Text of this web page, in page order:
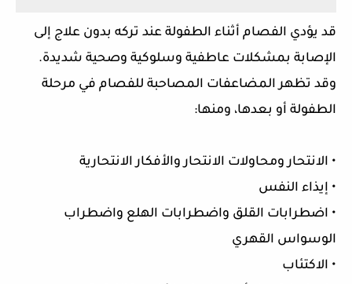
قد يؤدي الفصام أثناء الطفولة عند تركه بدون علاج إلى
الإصابة بمشكلات عاطفية وسلوكية وصحية شديدة.
وقد تظهر المضاعفات المصاحبة للفصام في مرحلة
الطفولة أو بعدها، ومنها:
• الانتحار ومحاولات الانتحار والأفكار الانتحارية
• إيذاء النفس
• اضطرابات القلق واضطرابات الهلع واضطراب
الوسواس القهري
• الاكتئاب